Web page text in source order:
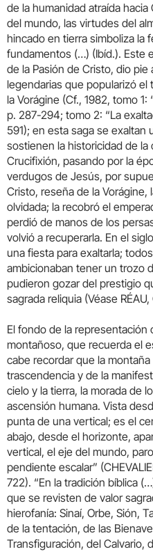
de la humanidad atraída
del mundo, las virtudes del
hincado en tierra simboliza la
fundamentos (…) (Ibíd.). Este
de la Pasión de Cristo, dio
legendarias que popularizó
la Vorágine (Cf., 1982, tomo 1:
p. 287-294; tomo 2: “La
591); en esta saga se
sostienen la historicidad de
Crucifixión, pasando por la
verdugos de Jesús, por
Cristo, reseña de la
olvidada; la recobró el
perdió de manos de los
volvió a recuperarla. En el
una fiesta para exaltarla;
ambicionaban tener un trozo
pudieron gozar del prestigio
sagrada reliquia (Véase
El fondo de la representación
montañoso, que recuerda el
cabe recordar que la
trascendencia y de la
cielo y la tierra, la morada de
ascensión humana. Vista
punta de una vertical; es el
abajo, desde el horizonte,
vertical, el eje del mundo,
pendiente escalar”
722). “En la tradición bíblica
que se revisten de valor
hierofanía: Sinaí, Orbe, Sión,
de la tentación, de las
Transfiguración, del Calvario,